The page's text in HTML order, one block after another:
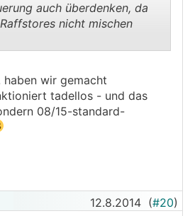
..
auch überdenken, da
nicht mischen
wir gemacht
tadellos - und das
08/15-standard-
12.8.2014 (#20)